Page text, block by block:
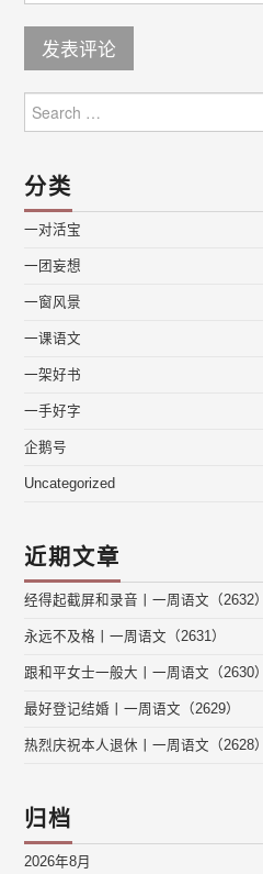
Search
for:
分类
一对活宝
一团妄想
一窗风景
一课语文
一架好书
一手好字
企鹅号
Uncategorized
近期文章
经得起截屏和录音丨一周语文（2632）
永远不及格丨一周语文（2631）
跟和平女士一般大丨一周语文（2630）
最好登记结婚丨一周语文（2629）
热烈庆祝本人退休丨一周语文（2628）
归档
2026年8月